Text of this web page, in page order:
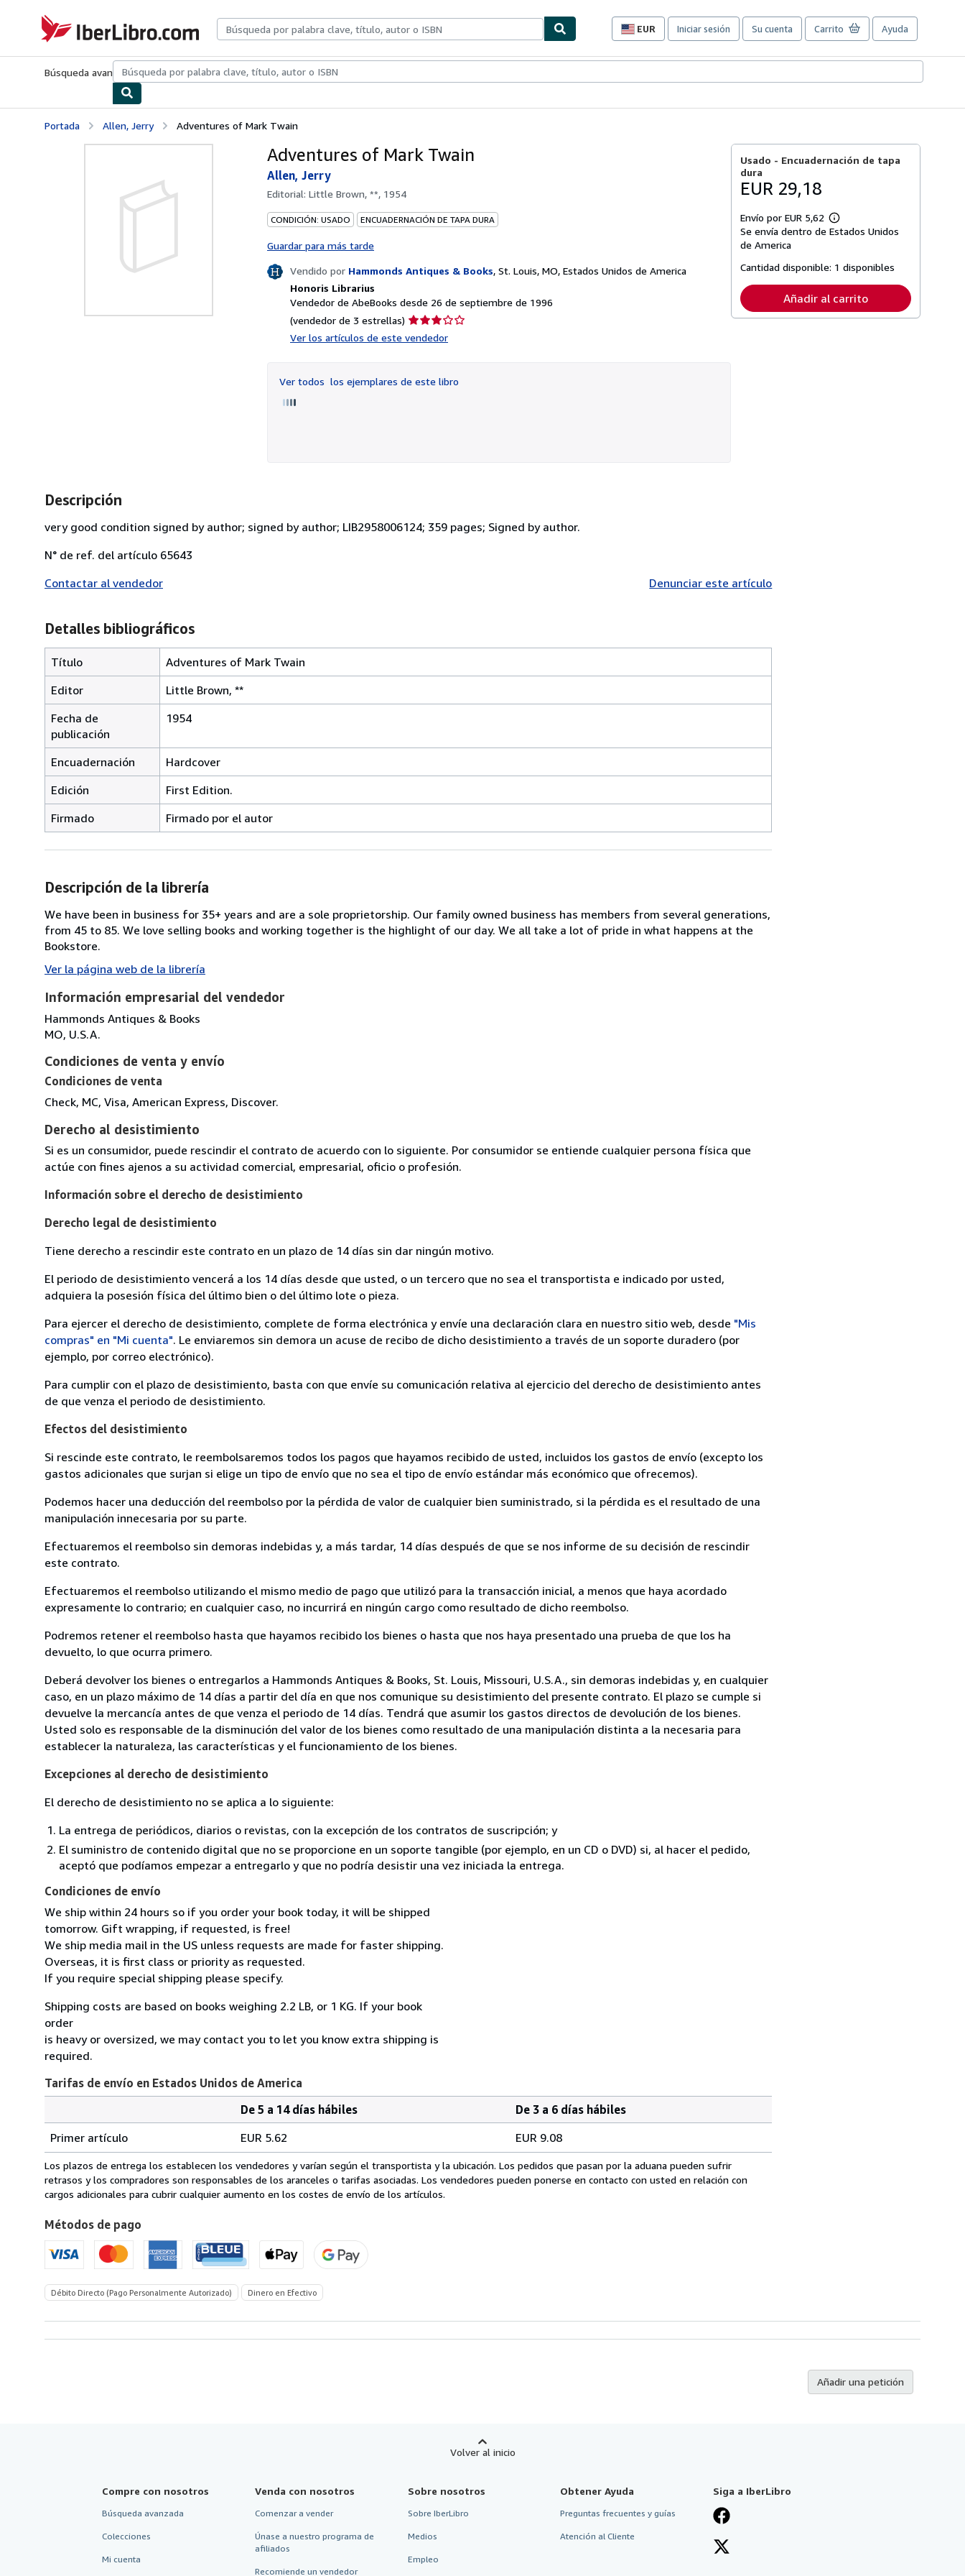
IberLibro.com
EUR
Preferencias
compra
sitio.
Iniciar sesión Su cuenta Carrito Ayuda
Búsqueda avanzadaColecciones Libros antiguosArte y coleccionismo
Portada Allen, Jerry Adventures of Mark Twain
Adventures of Mark Twain
Allen, Jerry
Editorial: Little Brown, **, 1954
CONDICIÓN: USADO ENCUADERNACIÓN DE TAPA DURA
Guardar para más tarde
Vendido por Hammonds Antiques & Books, St. Louis, MO, Estados Unidos de America
Honoris Librarius
Vendedor de AbeBooks desde 26 de septiembre de 1996
(vendedor de 3 estrellas) Calificación
Ver los artículos de este vendedor
Ver todos los ejemplares de este libro
Usado - Encuadernación de tapa
dura
EUR 29,18
Envío por EUR 5,62
Más
información
tarifas
envío
Se envía dentro de Estados Unidos
de America
Cantidad disponible: 1 disponibles
Añadir al carrito
Descripción
very good condition signed by author; signed by author; LIB2958006124; 359 pages; Signed by author.
N° de ref. del artículo 65643
Contactar al vendedor
Denunciar este artículo
Detalles bibliográficos
Título
Adventures of Mark Twain
Editor
Little Brown, **
Fecha de
publicación
1954
Encuadernación
Hardcover
Edición
First Edition.
Firmado
Firmado por el autor
Descripción de la librería
We have been in business for 35+ years and are a sole proprietorship. Our family owned business has members from several generations,
from 45 to 85. We love selling books and working together is the highlight of our day. We all take a lot of pride in what happens at the
Bookstore.
Ver la página web de la librería
Información empresarial del vendedor
Hammonds Antiques & Books
MO, U.S.A.
Condiciones de venta y envío
Condiciones de venta
Check, MC, Visa, American Express, Discover.
Derecho al desistimiento
Si es un consumidor, puede rescindir el contrato de acuerdo con lo siguiente. Por consumidor se entiende cualquier persona física que
actúe con fines ajenos a su actividad comercial, empresarial, oficio o profesión.
Información sobre el derecho de desistimiento
Derecho legal de desistimiento
Tiene derecho a rescindir este contrato en un plazo de 14 días sin dar ningún motivo.
El periodo de desistimiento vencerá a los 14 días desde que usted, o un tercero que no sea el transportista e indicado por usted,
adquiera la posesión física del último bien o del último lote o pieza.
Para ejercer el derecho de desistimiento, complete de forma electrónica y envíe una declaración clara en nuestro sitio web, desde "Mis
compras" en "Mi cuenta". Le enviaremos sin demora un acuse de recibo de dicho desistimiento a través de un soporte duradero (por
ejemplo, por correo electrónico).
Para cumplir con el plazo de desistimiento, basta con que envíe su comunicación relativa al ejercicio del derecho de desistimiento antes
de que venza el periodo de desistimiento.
Efectos del desistimiento
Si rescinde este contrato, le reembolsaremos todos los pagos que hayamos recibido de usted, incluidos los gastos de envío (excepto los
gastos adicionales que surjan si elige un tipo de envío que no sea el tipo de envío estándar más económico que ofrecemos).
Podemos hacer una deducción del reembolso por la pérdida de valor de cualquier bien suministrado, si la pérdida es el resultado de una
manipulación innecesaria por su parte.
Efectuaremos el reembolso sin demoras indebidas y, a más tardar, 14 días después de que se nos informe de su decisión de rescindir
este contrato.
Efectuaremos el reembolso utilizando el mismo medio de pago que utilizó para la transacción inicial, a menos que haya acordado
expresamente lo contrario; en cualquier caso, no incurrirá en ningún cargo como resultado de dicho reembolso.
Podremos retener el reembolso hasta que hayamos recibido los bienes o hasta que nos haya presentado una prueba de que los ha
devuelto, lo que ocurra primero.
Deberá devolver los bienes o entregarlos a Hammonds Antiques & Books, St. Louis, Missouri, U.S.A., sin demoras indebidas y, en cualquier
caso, en un plazo máximo de 14 días a partir del día en que nos comunique su desistimiento del presente contrato. El plazo se cumple si
devuelve la mercancía antes de que venza el periodo de 14 días. Tendrá que asumir los gastos directos de devolución de los bienes.
Usted solo es responsable de la disminución del valor de los bienes como resultado de una manipulación distinta a la necesaria para
establecer la naturaleza, las características y el funcionamiento de los bienes.
Excepciones al derecho de desistimiento
El derecho de desistimiento no se aplica a lo siguiente:
La entrega de periódicos, diarios o revistas, con la excepción de los contratos de suscripción; y
El suministro de contenido digital que no se proporcione en un soporte tangible (por ejemplo, en un CD o DVD) si, al hacer el pedido,
aceptó que podíamos empezar a entregarlo y que no podría desistir una vez iniciada la entrega.
Condiciones de envío
We ship within 24 hours so if you order your book today, it will be shipped
tomorrow. Gift wrapping, if requested, is free!
We ship media mail in the US unless requests are made for faster shipping.
Overseas, it is first class or priority as requested.
If you require special shipping please specify.
Shipping costs are based on books weighing 2.2 LB, or 1 KG. If your book
order
is heavy or oversized, we may contact you to let you know extra shipping is
required.
Tarifas de envío en Estados Unidos de America
de
envío
en
Estados
de
America
pedido
De 5 a 14 días hábiles
De 3 a 6 días hábiles
Primer artículo
EUR 5.62 EUR 9.08
Los plazos de entrega los establecen los vendedores y varían según el transportista y la ubicación. Los pedidos que pasan por la aduana pueden sufrir
retrasos y los compradores son responsables de los aranceles o tarifas asociadas. Los vendedores pueden ponerse en contacto con usted en relación con
cargos adicionales para cubrir cualquier aumento en los costes de envío de los artículos.
Métodos de pago
Débito Directo (Pago Personalmente Autorizado) Dinero en Efectivo
Añadir una petición
Volver al inicio
Compre con nosotros
Búsqueda avanzada
Colecciones
Mi cuenta
Venda con nosotros
Comenzar a vender
Únase a nuestro programa de
afiliados
Recomiende un vendedor
Sobre nosotros
Sobre IberLibro
Medios
Empleo
Obtener Ayuda
Preguntas frecuentes y guías
Atención al Cliente
Siga a IberLibro